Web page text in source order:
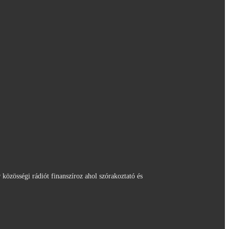
rádiót finanszíroz ahol szórakoztató és